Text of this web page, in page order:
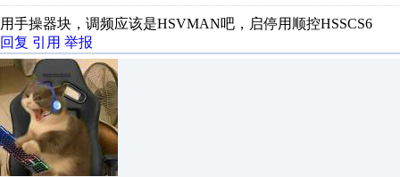
用手操器块，调频应该是HSVMAN吧，启停用顺控HSSCS6
回复 引用 举报